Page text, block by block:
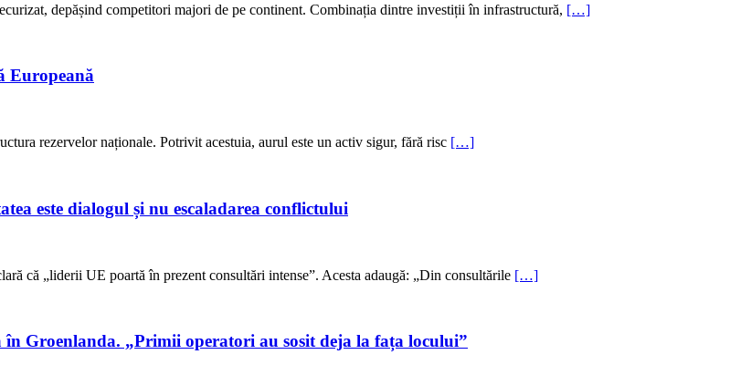
depășind competitori majori de pe continent. Combinația dintre investiții în infrastructură, […]
Europeană
rezervelor naționale. Potrivit acestuia, aurul este un activ sigur, fără risc […]
este dialogul și nu escaladarea conflictului
că „liderii UE poartă în prezent consultări intense”. Acesta adaugă: „Din consultările […]
Groenlanda. „Primii operatori au sosit deja la fața locului”